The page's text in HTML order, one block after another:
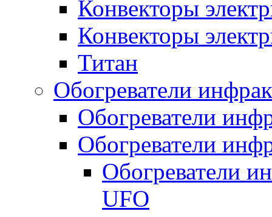
Конвекторы
Конвекторы
Титан
Обогреватели
Обогреватели
Обогреватели
Обогреватели
UFO